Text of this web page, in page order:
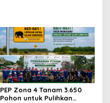
PEP Zona 4 Tanam 3.650
Pohon untuk Pulihkan